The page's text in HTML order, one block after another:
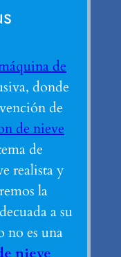
de
donde
de
de nieve
de
realista y
la
a su
no es una